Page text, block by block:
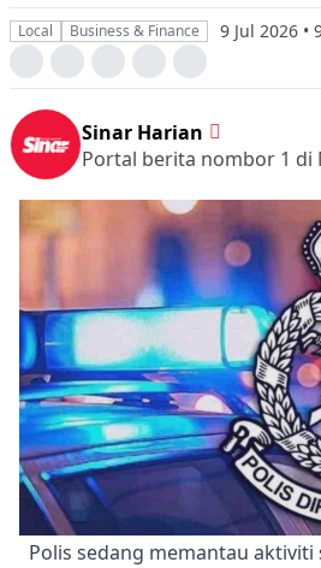
Local Business & Finance 9 Jul 2026 •
Sinar Harian
Portal berita nombor 1 di
Polis sedang memantau